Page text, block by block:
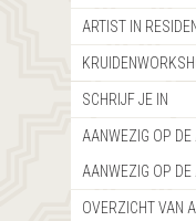
ARTIST IN
SCHRIJF JE IN
AANWEZIG OP
AANWEZIG OP
OVERZICHT VAN